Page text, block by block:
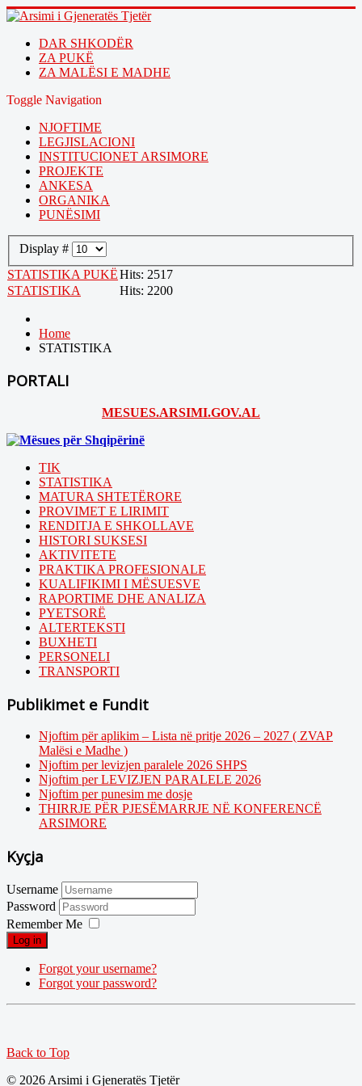
DAR SHKODËR
ZA PUKË
ZA MALËSI E MADHE
Toggle Navigation
NJOFTIME
LEGJISLACIONI
INSTITUCIONET ARSIMORE
PROJEKTE
ANKESA
ORGANIKA
PUNËSIMI
Display #
STATISTIKA PUKËHits: 2517
STATISTIKA
Hits: 2200
Home
STATISTIKA
PORTALI
MESUES.ARSIMI.GOV.AL
TIK
STATISTIKA
MATURA SHTETËRORE
PROVIMET E LIRIMIT
RENDITJA E SHKOLLAVE
HISTORI SUKSESI
AKTIVITETE
PRAKTIKA PROFESIONALE
KUALIFIKIMI I MËSUESVE
RAPORTIME DHE ANALIZA
PYETSORË
ALTERTEKSTI
BUXHETI
PERSONELI
TRANSPORTI
Publikimet e Fundit
Njoftim për aplikim – Lista në pritje 2026 – 2027 ( ZVAP
Malësi e Madhe )
Njoftim per levizjen paralele 2026 SHPS
Njoftim per LEVIZJEN PARALELE 2026
Njoftim per punesim me dosje
THIRRJE PËR PJESËMARRJE NË KONFERENCË
ARSIMORE
Kyçja
Username
Password
Remember Me
Log in
Forgot your username?
Forgot your password?
Back to Top
© 2026 Arsimi i Gjeneratës Tjetër